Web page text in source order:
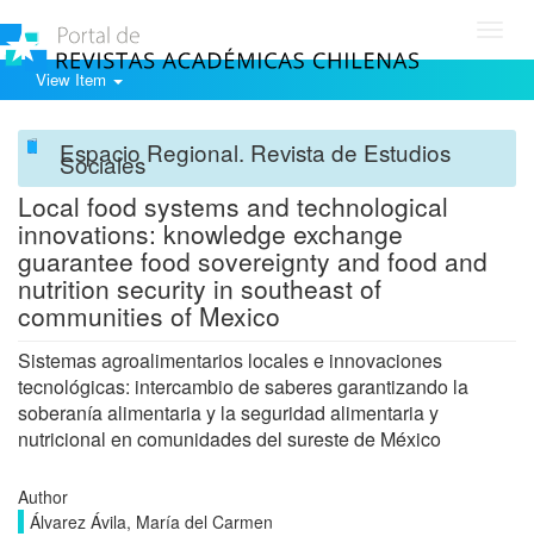
View Item
Espacio Regional. Revista de Estudios
Sociales
Local food systems and technological
innovations: knowledge exchange
guarantee food sovereignty and food and
nutrition security in southeast of
communities of Mexico
Sistemas agroalimentarios locales e innovaciones
tecnológicas: intercambio de saberes garantizando la
soberanía alimentaria y la seguridad alimentaria y
nutricional en comunidades del sureste de México
Author
Álvarez Ávila, María del Carmen